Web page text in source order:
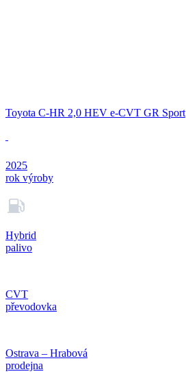
Toyota C-HR 2,0 HEV e-CVT GR Sport
2025
rok výroby
Hybrid
palivo
CVT
převodovka
Ostrava – Hrabová
prodejna